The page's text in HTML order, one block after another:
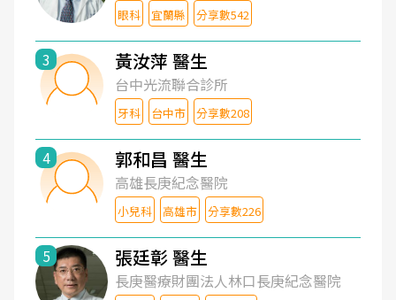
眼科 宜蘭縣 分享數542
3 黃汝萍 醫生
台中光流聯合診所
牙科 台中市 分享數208
4 郭和昌 醫生
高雄長庚紀念醫院
小兒科 高雄市 分享數226
5 張廷彰 醫生
長庚醫療財團法人林口長庚紀念醫院